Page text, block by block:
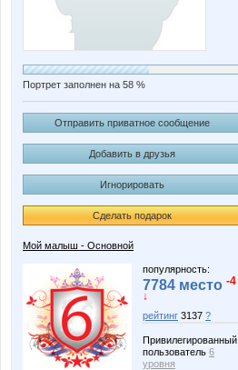
Портрет заполнен на 58 %
Отправить приватное сообщение
Добавить в друзья
Игнорировать
Сделать подарок
Мой малыш - Основной
популярность:
7784 место -4
↓
рейтинг 3137 ?
Привилегированный
пользователь 6
уровня